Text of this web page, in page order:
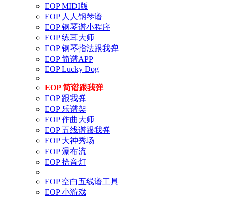
EOP MIDI版
EOP 人人钢琴谱
EOP 钢琴谱小程序
EOP 练耳大师
EOP 钢琴指法跟我弹
EOP 简谱APP
EOP Lucky Dog
EOP 简谱跟我弹
EOP 跟我弹
EOP 乐谱架
EOP 作曲大师
EOP 五线谱跟我弹
EOP 大神秀场
EOP 瀑布流
EOP 拾音灯
EOP 空白五线谱工具
EOP 小游戏